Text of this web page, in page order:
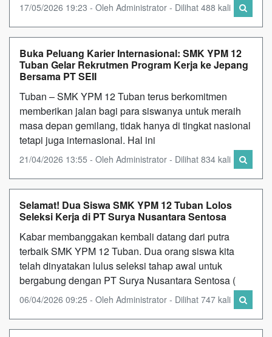
17/05/2026 19:23 - Oleh Administrator - Dilihat 488 kali
Buka Peluang Karier Internasional: SMK YPM 12
Tuban Gelar Rekrutmen Program Kerja ke Jepang
Bersama PT SEII
Tuban – SMK YPM 12 Tuban terus berkomitmen
memberikan jalan bagi para siswanya untuk meraih
masa depan gemilang, tidak hanya di tingkat nasional
tetapi juga internasional. Hal ini
21/04/2026 13:55 - Oleh Administrator - Dilihat 834 kali
Selamat! Dua Siswa SMK YPM 12 Tuban Lolos
Seleksi Kerja di PT Surya Nusantara Sentosa
Kabar membanggakan kembali datang dari putra
terbaik SMK YPM 12 Tuban. Dua orang siswa kita
telah dinyatakan lulus seleksi tahap awal untuk
bergabung dengan PT Surya Nusantara Sentosa (
06/04/2026 09:25 - Oleh Administrator - Dilihat 747 kali